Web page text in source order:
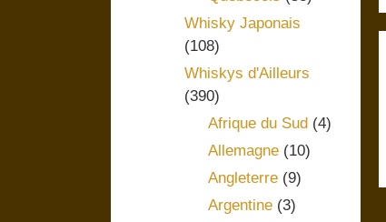
Whisky Japonais
(108)
Whiskys d'Ailleurs
(390)
Afrique du Sud(4)
Allemagne(10)
Angleterre(9)
Argentine(3)